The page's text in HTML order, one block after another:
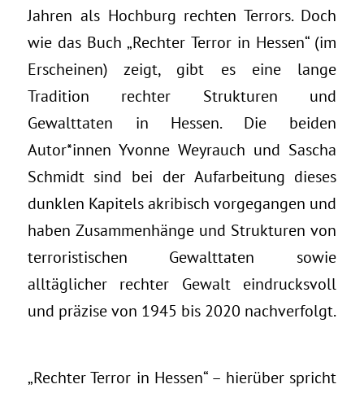
Jahren als Hochburg rechten Terrors. Doch
wie das Buch „Rechter Terror in Hessen“ (im
Erscheinen) zeigt, gibt es eine lange
Tradition rechter Strukturen und
Gewalttaten in Hessen. Die beiden
Autor*innen Yvonne Weyrauch und Sascha
Schmidt sind bei der Aufarbeitung dieses
dunklen Kapitels akribisch vorgegangen und
haben Zusammenhänge und Strukturen von
terroristischen Gewalttaten sowie
alltäglicher rechter Gewalt eindrucksvoll
und präzise von 1945 bis 2020 nachverfolgt.
„Rechter Terror in Hessen“ – hierüber spricht